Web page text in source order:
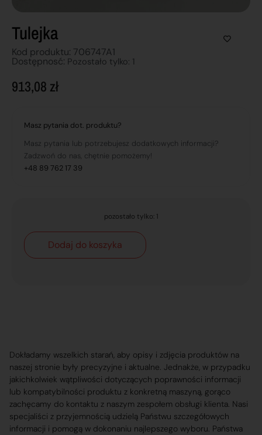
Tulejka
Kod produktu: 706747A1
Dostępnosć: Pozostało tylko: 1
913,08 zł
Masz pytania dot. produktu?
Masz pytania lub potrzebujesz dodatkowych informacji?
Zadzwoń do nas, chętnie pomożemy!
+48 89 762 17 39
pozostało tylko: 1
Dodaj do koszyka
Dokładamy wszelkich starań, aby opisy i zdjęcia produktów na
naszej stronie były precyzyjne i aktualne. Jednakże, w przypadku
jakichkolwiek wątpliwości dotyczących poprawności informacji
lub kompatybilności produktu z konkretną maszyną, gorąco
zachęcamy do kontaktu z naszym zespołem obsługi klienta. Nasi
specjaliści z przyjemnością udzielą Państwu szczegółowych
informacji i pomogą w dokonaniu najlepszego wyboru. Państwa